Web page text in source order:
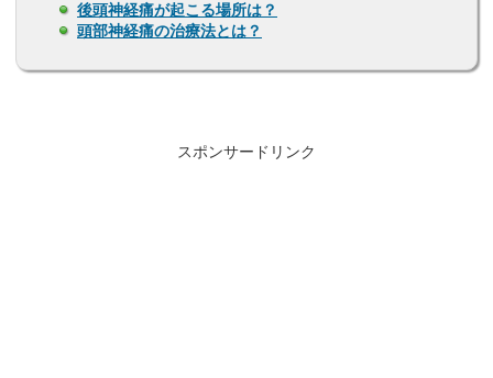
後頭神経痛が起こる場所は？
頭部神経痛の治療法とは？
スポンサードリンク